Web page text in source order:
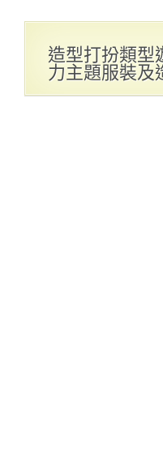
造型打扮類型
力主題服裝及